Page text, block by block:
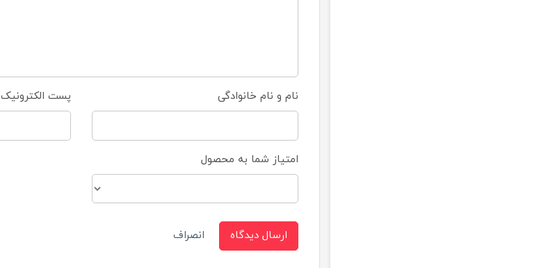
نام و نام خانوادگی پست الکترونیک
امتیاز شما به محصول
ارسال دیدگاه انصراف